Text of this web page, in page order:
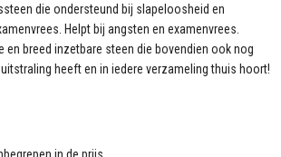
die ondersteund bij slapeloosheid en
Helpt bij angsten en examenvrees.
en breed inzetbare steen die bovendien ook nog
heeft en in iedere verzameling thuis hoort!
in de prijs.